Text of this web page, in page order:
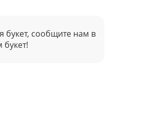
букет, сообщите нам в